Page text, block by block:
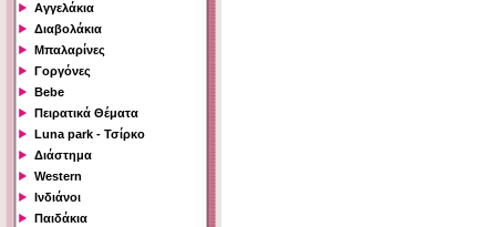
Αγγελάκια
Διαβολάκια
Μπαλαρίνες
Γοργόνες
Bebe
Πειρατικά Θέματα
Luna park - Τσίρκο
Διάστημα
Western
Ινδιάνοι
Παιδάκια